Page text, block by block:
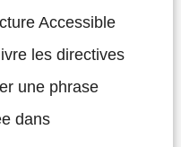
Accessible
les directives
une phrase
dans